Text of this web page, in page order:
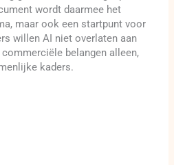
wordt daarmee het
maar ook een startpunt voor
willen AI niet overlaten aan
belangen alleen,
kaders.